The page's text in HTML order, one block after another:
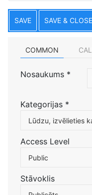
SAVE SAVE & CLOSE
COMMON
Nosaukums *
Kategorijas *
Atlasiet
Lūdzu, izvēlieties
Access Level
Public
Stāvoklis